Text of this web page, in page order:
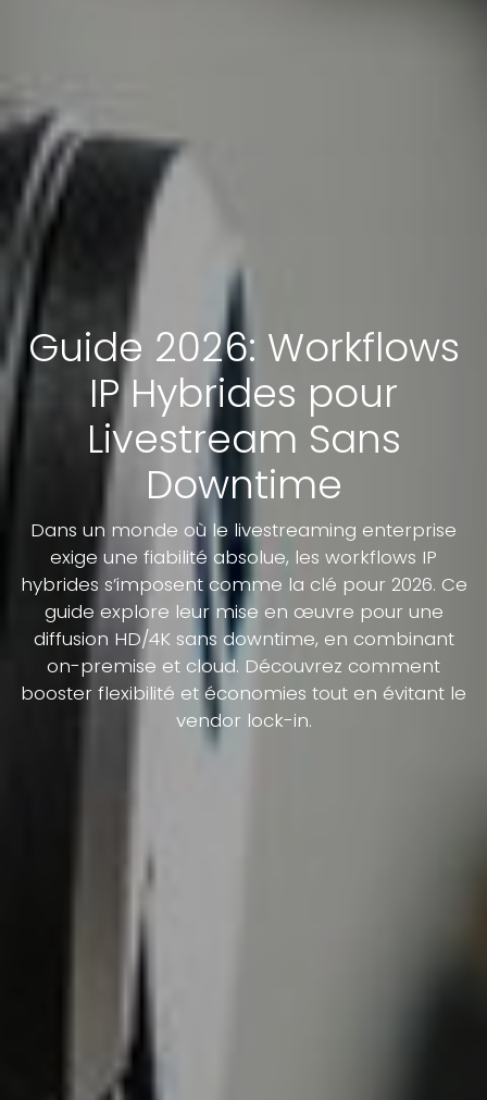
Guide 2026: Workflows
IP Hybrides pour
Livestream Sans
Downtime
Dans un monde où le livestreaming enterprise
exige une fiabilité absolue, les workflows IP
hybrides s’imposent comme la clé pour 2026. Ce
guide explore leur mise en œuvre pour une
diffusion HD/4K sans downtime, en combinant
on-premise et cloud. Découvrez comment
booster flexibilité et économies tout en évitant le
vendor lock-in.